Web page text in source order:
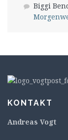
Biggi
KONTAKT
Andreas Vogt